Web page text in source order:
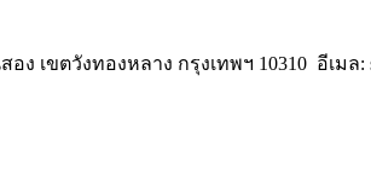
ขตวังทองหลาง กรุงเทพฯ 10310 อีเมล: